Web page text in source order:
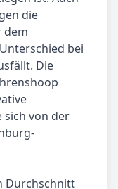
die
dem
bei
Die
sich von der
Durchschnitt